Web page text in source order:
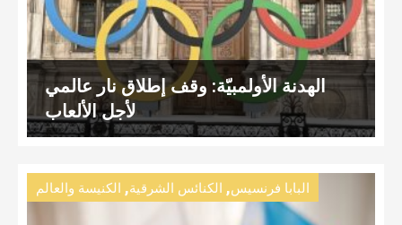
الهدنة الأولمبيّة: وقف إطلاق نار عالمي
لأجل الألعاب
البابا فرنسيس, الكنائس الشرقية, الكنيسة والعالم